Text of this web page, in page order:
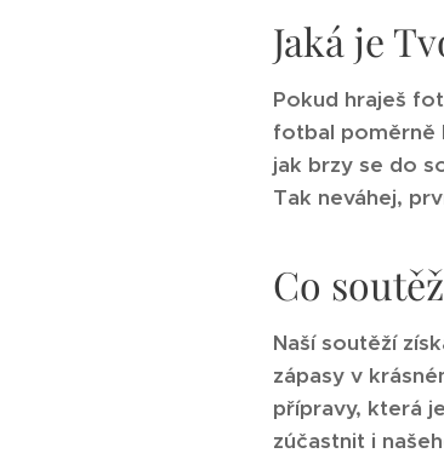
Jaká je
Pokud hraješ
fotbal poměrně
jak brzy se do
Tak neváhej,
Co
Naší soutěží
zápasy v
přípravy, která
zúčastnit i